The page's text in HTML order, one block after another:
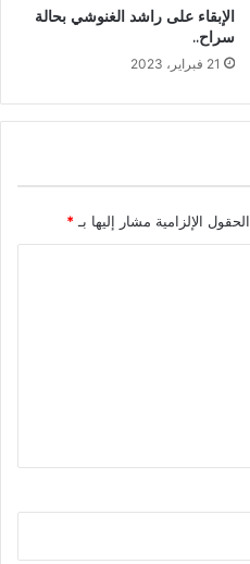
الإبقاء على راشد الغنوشي بحالة
سراح..
21 فبراير، 2023
الحقول الإلزامية مشار إليها بـ *